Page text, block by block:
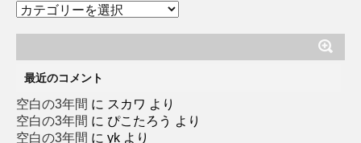
カ
リ
ー最近のコメント
空白の3年間 に スカワ より
空白の3年間 に ぴこたろう より
空白の3年間 に yk より